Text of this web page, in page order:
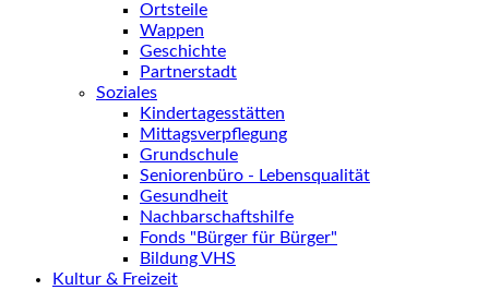
Ortsteile
Wappen
Geschichte
Partnerstadt
Soziales
Kindertagesstätten
Mittagsverpflegung
Grundschule
Seniorenbüro - Lebensqualität
Gesundheit
Nachbarschaftshilfe
Fonds "Bürger für Bürger"
Bildung VHS
Kultur & Freizeit